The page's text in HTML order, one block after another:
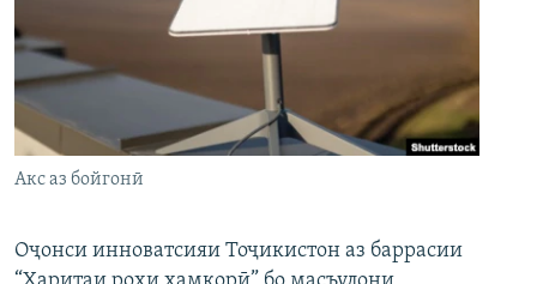
Акс аз бойгонӣ
Оҷонси инноватсияи Тоҷикистон аз баррасии